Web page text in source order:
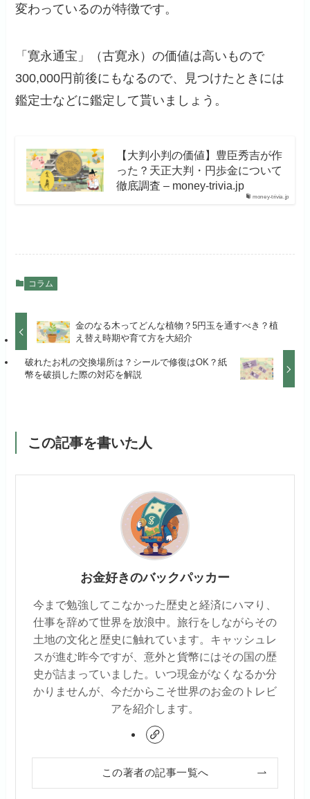
変わっているのが特徴です。
「寛永通宝」（古寛永）の価値は高いもので
300,000円前後にもなるので、見つけたときには
鑑定士などに鑑定して貰いましょう。
money-trivia.jp
【大判小判の価値】豊臣秀吉が作
った？天正大判・円歩金について
徹底調査 – money-trivia.jp
コラム
金のなる木ってどんな植物？5円玉を通すべき？植
え替え時期や育て方を大紹介
破れたお札の交換場所は？シールで修復はOK？紙
幣を破損した際の対応を解説
この記事を書いた人
お金好きのバックパッカー
今まで勉強してこなかった歴史と経済にハマり、
仕事を辞めて世界を放浪中。旅行をしながらその
土地の文化と歴史に触れています。キャッシュレ
スが進む昨今ですが、意外と貨幣にはその国の歴
史が詰まっていました。いつ現金がなくなるか分
かりませんが、今だからこそ世界のお金のトレビ
アを紹介します。
この著者の記事一覧へ